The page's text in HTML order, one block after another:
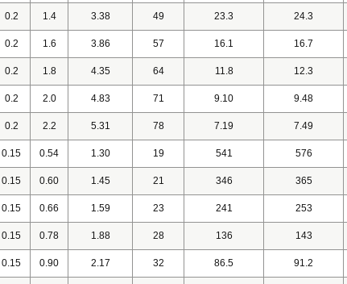
0.2 1.4 3.38 49 23.3 24.3
0.2 1.6 3.86 57 16.1 16.7
0.2 1.8 4.35 64 11.8 12.3
0.2 2.0 4.83 71 9.10 9.48
0.2 2.2 5.31 78 7.19 7.49
0.15 0.54 1.30 19 541 576
0.15 0.60 1.45 21 346 365
0.15 0.66 1.59 23 241 253
0.15 0.78 1.88 28 136 143
0.15 0.90 2.17 32 86.5 91.2